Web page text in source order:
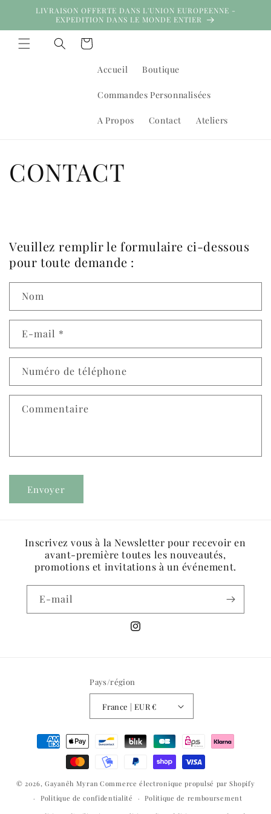
passer
contenu
LIVRAISON OFFERTE DANS L'UNION EUROPEENNE -
EXPEDITION DANS LE MONDE ENTIER
Accueil Boutique
Commandes Personnalisées
A Propos Contact Ateliers
Panier
CONTACT
Veuillez remplir le formulaire ci-dessous
pour toute demande :
Nom
E-mail *
Numéro de téléphone
Commentaire
Envoyer
Inscrivez vous à la Newsletter pour recevoir en
avant-première toutes les nouveautés,
promotions et invitations à un événement.
E-mail
Instagram
Pays/région
France | EUR €
Moyens
© 2026,Gayanêh Myran Commerce électronique propulsé par Shopify
Politique de confidentialité
Politique de remboursement